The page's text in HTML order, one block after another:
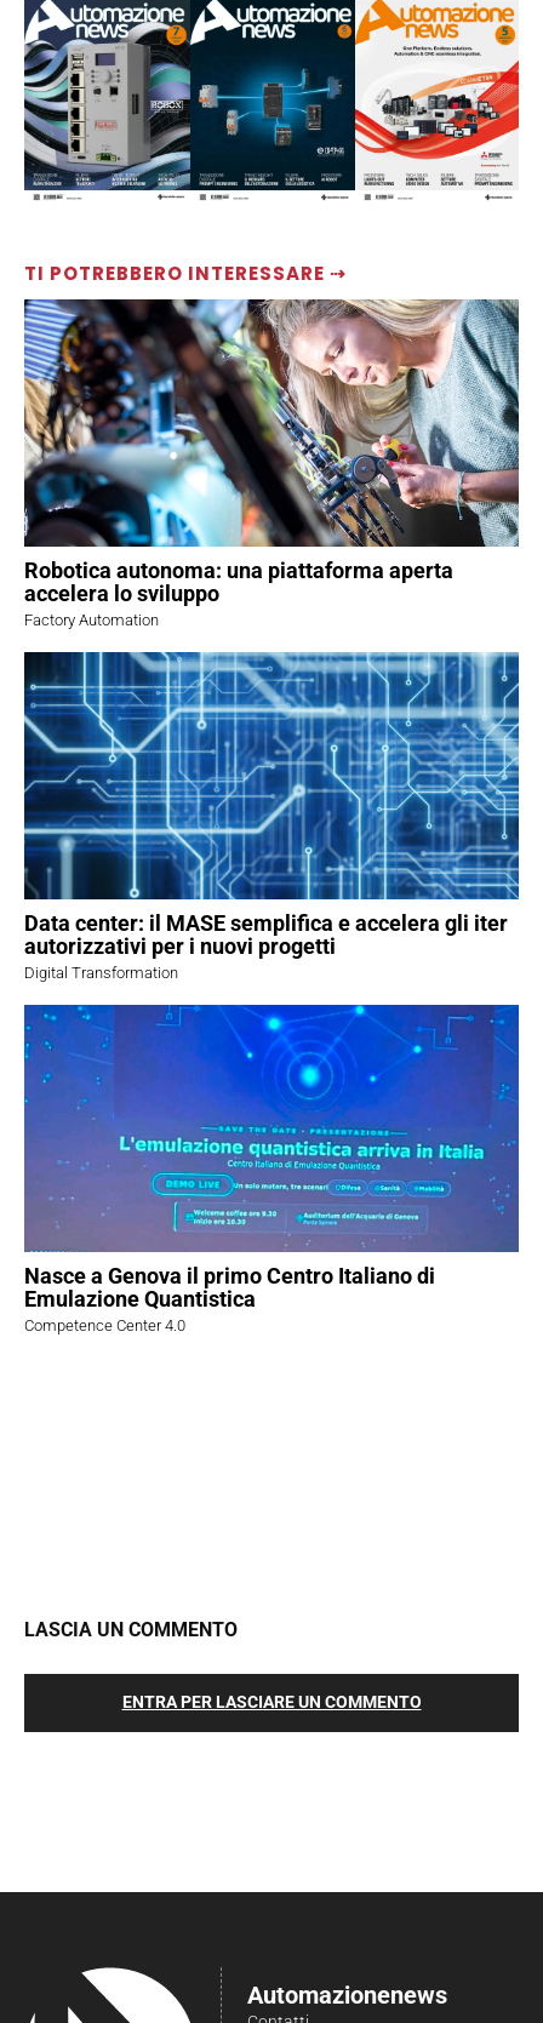
TI POTREBBERO INTERESSARE ⇢
Robotica autonoma: una piattaforma aperta
accelera lo sviluppo
Factory Automation
Data center: il MASE semplifica e accelera gli iter
autorizzativi per i nuovi progetti
Digital Transformation
Nasce a Genova il primo Centro Italiano di
Emulazione Quantistica
Competence Center 4.0
LASCIA UN COMMENTO
ENTRA PER LASCIARE UN COMMENTO
Automazionenews